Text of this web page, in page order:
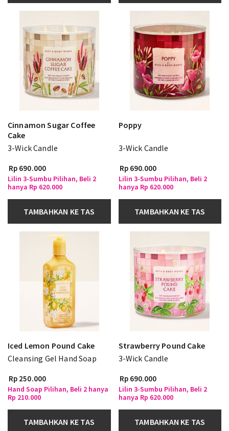
Cinnamon Sugar Coffee
Cake
3-Wick Candle
Rp 690.000
Lilin 3-Sumbu Pilihan, Beli 2
hanya Rp 620.000
TAMBAHKAN KE TAS
Poppy
3-Wick Candle
Rp 690.000
Lilin 3-Sumbu Pilihan, Beli 2
hanya Rp 620.000
TAMBAHKAN KE TAS
Iced Lemon Pound Cake
Cleansing Gel Hand Soap
Rp 250.000
Hand Soap Pilihan, Beli 2 hanya
Rp 210.000
TAMBAHKAN KE TAS
Strawberry Pound Cake
3-Wick Candle
Rp 690.000
Lilin 3-Sumbu Pilihan, Beli 2
hanya Rp 620.000
TAMBAHKAN KE TAS